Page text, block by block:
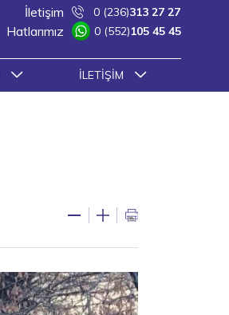
İLETIŞIM
İletişim 0 (236)313 27 27
Hatlarımız 0 (552)105 45 45